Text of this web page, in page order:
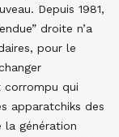
Depuis 1981,
droite n’a
pour le
corrompu qui
apparatchiks des
la génération